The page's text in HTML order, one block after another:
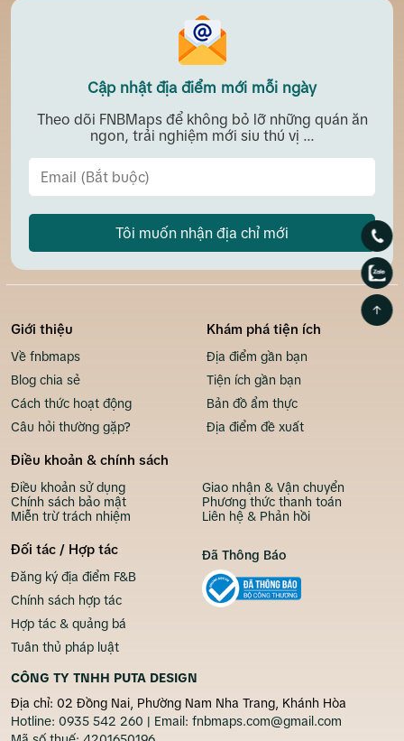
Cập nhật địa điểm mới mỗi ngày
Theo dõi FNBMaps để không bỏ lỡ những quán ăn
ngon, trải nghiệm mới siu thú vị ...
Tôi muốn nhận địa chỉ mới
Giới thiệu
Về fnbmaps
Blog chia sẻ
Cách thức hoạt động
Câu hỏi thường gặp?
Khám phá tiện ích
Địa điểm gần bạn
Tiện ích gần bạn
Bản đồ ẩm thực
Địa điểm đề xuất
Điều khoản & chính sách
Điều khoản sử dụng
Chính sách bảo mật
Miễn trừ trách nhiệm
Giao nhận & Vận chuyển
Phương thức thanh toán
Liên hệ & Phản hồi
Đối tác / Hợp tác
Đăng ký địa điểm F&B
Chính sách hợp tác
Hợp tác & quảng bá
Tuân thủ pháp luật
CÔNG TY TNHH PUTA DESIGN
Địa chỉ: 02 Đồng Nai, Phường Nam Nha Trang, Khánh Hòa
Hotline: 0935 542 260 | Email: fnbmaps.com@gmail.com
Đã Thông Báo